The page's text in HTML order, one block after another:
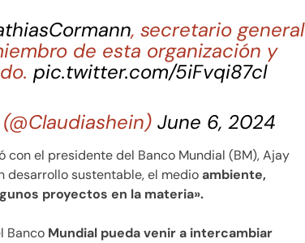
, secretario general
de esta organización y
pic.twitter.com/5iFvqi87cl
June 6, 2024
con el presidente del Banco Mundial (BM), Ajay
desarrollo sustentable, el medioambiente,
proyectos en la materia».
Banco Mundial pueda venir a intercambiar